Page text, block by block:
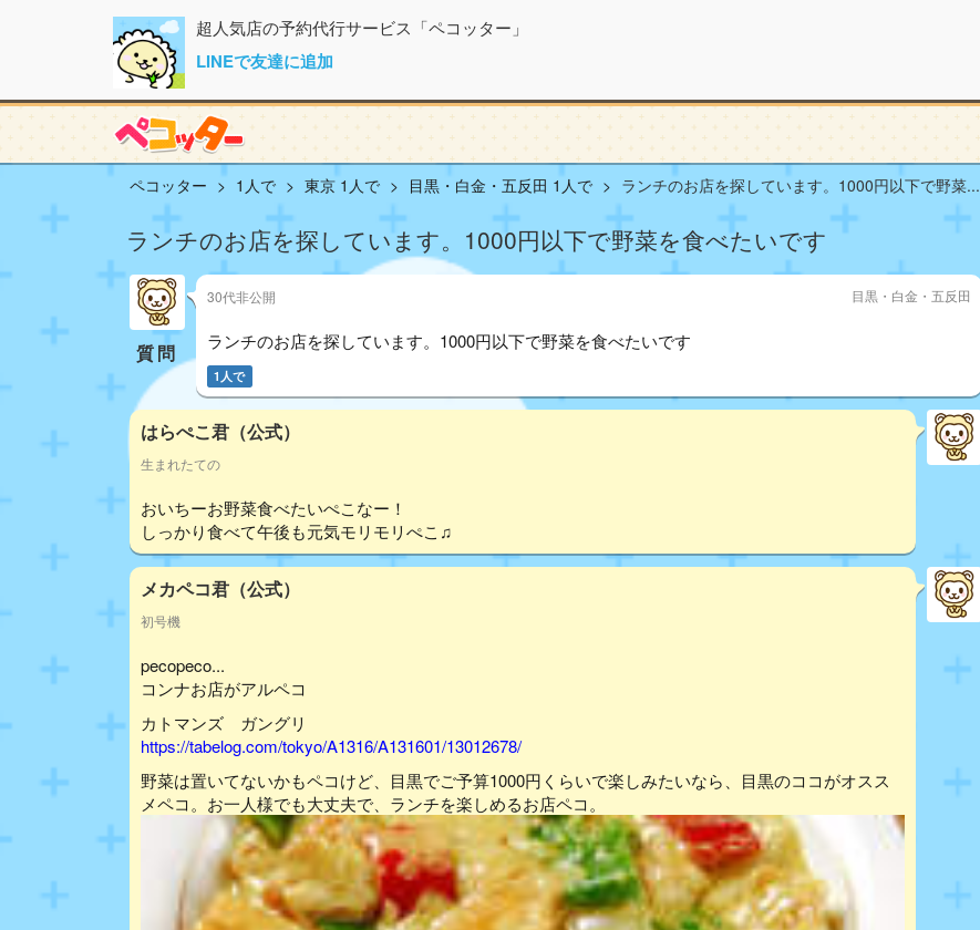
超人気店の予約代行サービス「ペコッター」
LINEで友達に追加
ペコッター 1人で 東京 1人で 目黒・白金・五反田 1人で ランチのお店を探しています。1000円以下で野菜...
ランチのお店を探しています。1000円以下で野菜を食べたいです
質問
30代非公開 目黒・白金・五反田
ランチのお店を探しています。1000円以下で野菜を食べたいです
1人で
はらぺこ君（公式）
生まれたての
おいちーお野菜食べたいぺこなー！
しっかり食べて午後も元気モリモリぺこ♫
メカペコ君（公式）
初号機
pecopeco...
コンナお店がアルペコ
カトマンズ ガングリ
https://tabelog.com/tokyo/A1316/A131601/13012678/
野菜は置いてないかもペコけど、目黒でご予算1000円くらいで楽しみたいなら、目黒のココがオスス
メペコ。お一人様でも大丈夫で、ランチを楽しめるお店ペコ。